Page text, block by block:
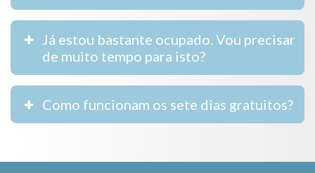
Já estou bastante ocupado. Vou precisar
de muito tempo para isto?
Como funcionam os sete dias gratuitos?